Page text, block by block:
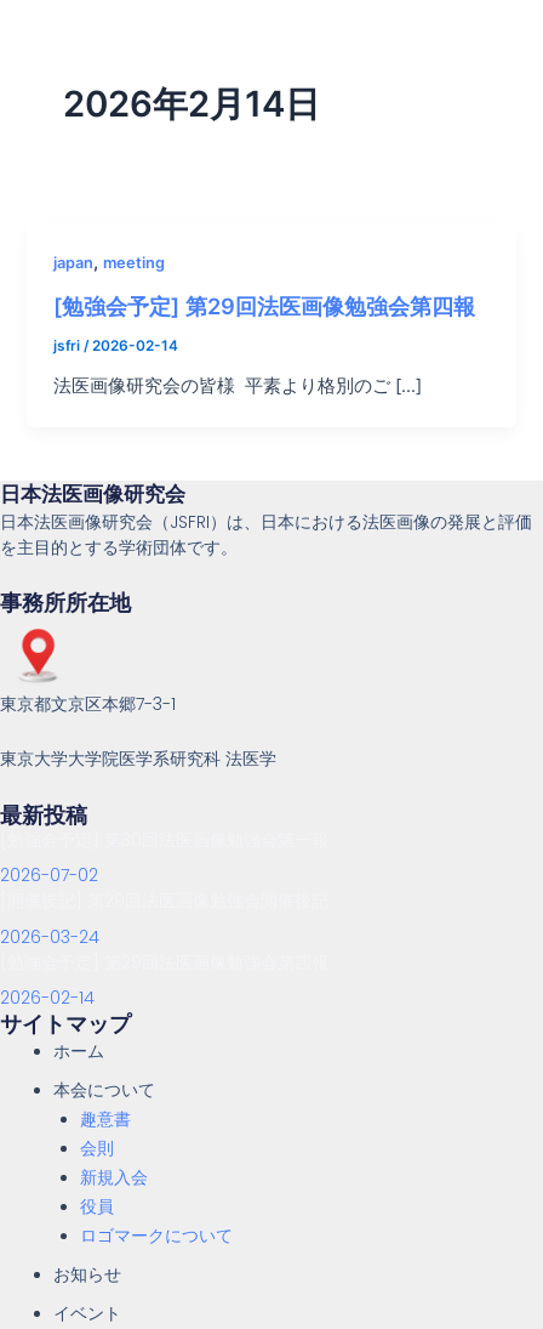
2026年2月14日
japan,meeting
[勉強会予定] 第29回法医画像勉強会第四報
jsfri/2026-02-14
法医画像研究会の皆様 平素より格別のご […]
日本法医画像研究会
日本法医画像研究会（JSFRI）は、日本における法医画像の発展と評価
を主目的とする学術団体です。
事務所所在地
東京都文京区本郷7-3-1
東京大学大学院医学系研究科 法医学
最新投稿
2026-07-02
2026-03-24
2026-02-14
サイトマップ
ホーム
本会について
趣意書
会則
新規入会
役員
ロゴマークについて
お知らせ
イベント